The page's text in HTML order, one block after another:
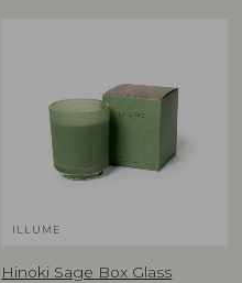
ILLUME
Hinoki Sage Box Glass